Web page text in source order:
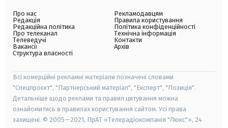
Про нас
Редакція
Редакційна політика
Про телеканал
Телеведучі
Вакансії
Структура власності
Рекламодавцям
Правила користування
Політика конфіденційності
Технічна інформація
Контакти
Архів
Всі комерційні рекламні матеріали позначені словами
"Спецпроєкт", "Партнерський матеріал", "Експерт", "Позиція".
Детальніше щодо реклами та правил цитування можна
ознайомитись в правилах користування сайтом. Усі права
захищені. © 2005—2021, ПрАТ «Телерадіокомпанія "Люкс"», 24